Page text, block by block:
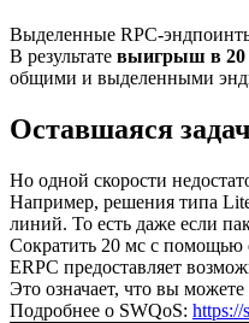
Выделенные RPC-
В результате выигрыш в 20
общими и выделенными
Оставшаяся
Но одной скорости
Например, решения типа
линий. То есть даже если
Сократить 20 мс с помощью
ERPC предоставляет
Это означает, что вы можете
Подробнее о SWQoS: https://